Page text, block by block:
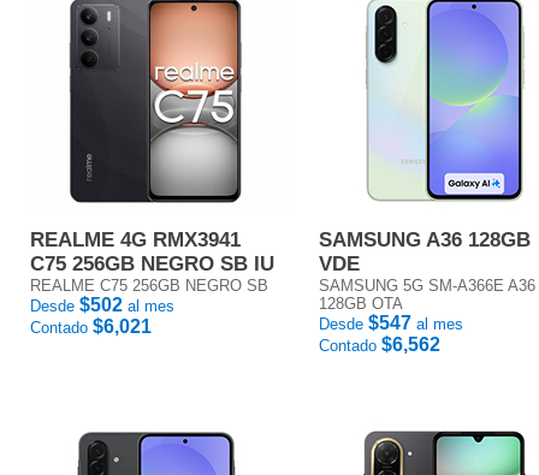
REALME 4G RMX3941
C75 256GB NEGRO SB IU
REALME C75 256GB NEGRO SB
Desde $502 al mes
Contado $6,021
SAMSUNG A36 128GB
VDE
SAMSUNG 5G SM-A366E A36
128GB OTA
Desde $547 al mes
Contado $6,562